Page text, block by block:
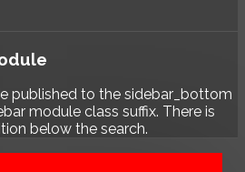
published to the sidebar_bottom
module class suffix. There is
below the search.